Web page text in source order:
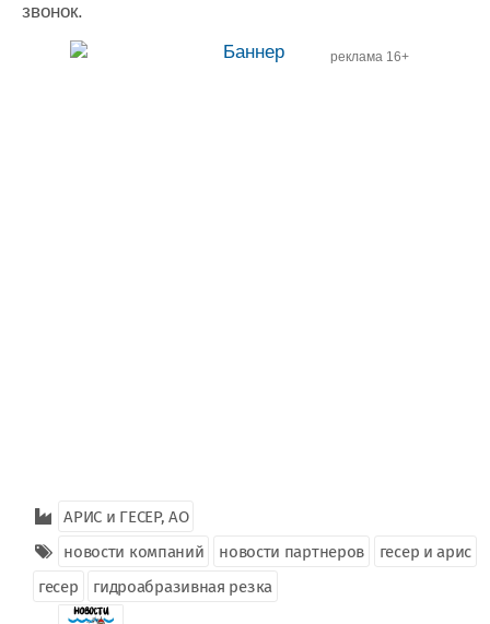
звонок.
реклама 16+
АРИС и ГЕСЕР, АО
новости компаний
новости партнеров
гесер и арис
гесер
гидроабразивная резка